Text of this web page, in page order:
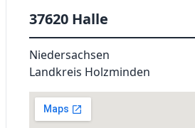
37620 Halle
Niedersachsen
Landkreis Holzminden